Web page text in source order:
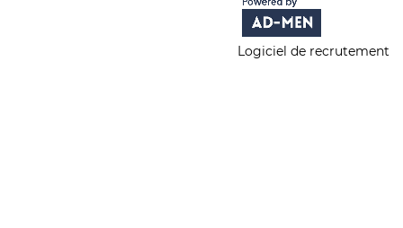
Logiciel de recrutement